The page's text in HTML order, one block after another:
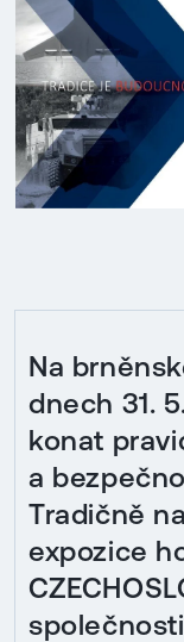
Na
dnech 31.
konat
a
Tradičně
expozice
společnosti